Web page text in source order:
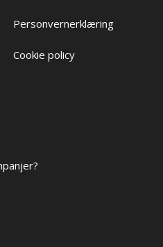
Personvernerklæring
Cookie policy